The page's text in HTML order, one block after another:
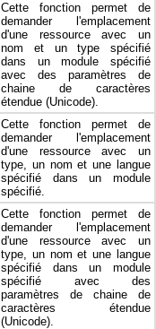
Cette fonction permet de
demander l'emplacement
d'une ressource avec un
nom et un type spécifié
dans un module spécifié
avec des paramètres de
chaine de caractères
étendue (Unicode).
Cette fonction permet de
demander l'emplacement
d'une ressource avec un
type, un nom et une langue
spécifié dans un module
spécifié.
Cette fonction permet de
demander l'emplacement
d'une ressource avec un
type, un nom et une langue
spécifié dans un module
spécifié avec des
paramètres de chaine de
caractères étendue
(Unicode).